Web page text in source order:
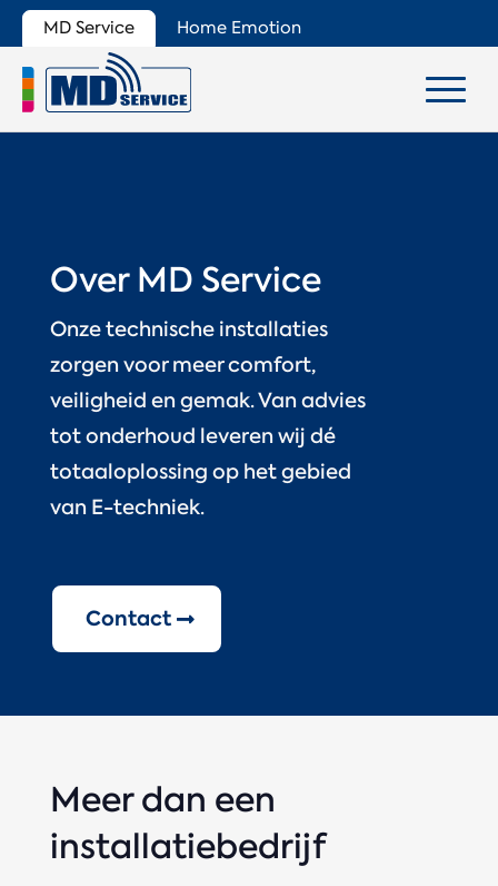
MD Service Home Emotion
Over MD Service
Onze technische installaties
zorgen voor meer comfort,
veiligheid en gemak. Van advies
tot onderhoud leveren wij dé
totaaloplossing op het gebied
van E-techniek.
Contact
Meer dan een
installatiebedrijf